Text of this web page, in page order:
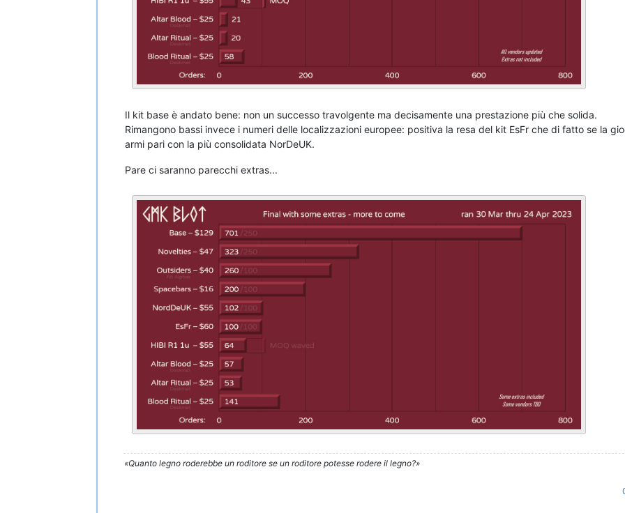
Il kit base è andato bene: non un successo travolgente ma decisamente una prestazione più che solida.
Rimangono bassi invece i numeri delle localizzazioni europee: positiva la resa del kit EsFr che di fatto se la
armi pari con la più consolidata NorDeUK.
Pare ci saranno parecchi extras...
«Quanto legno roderebbe un roditore se un roditore potesse rodere il legno?»